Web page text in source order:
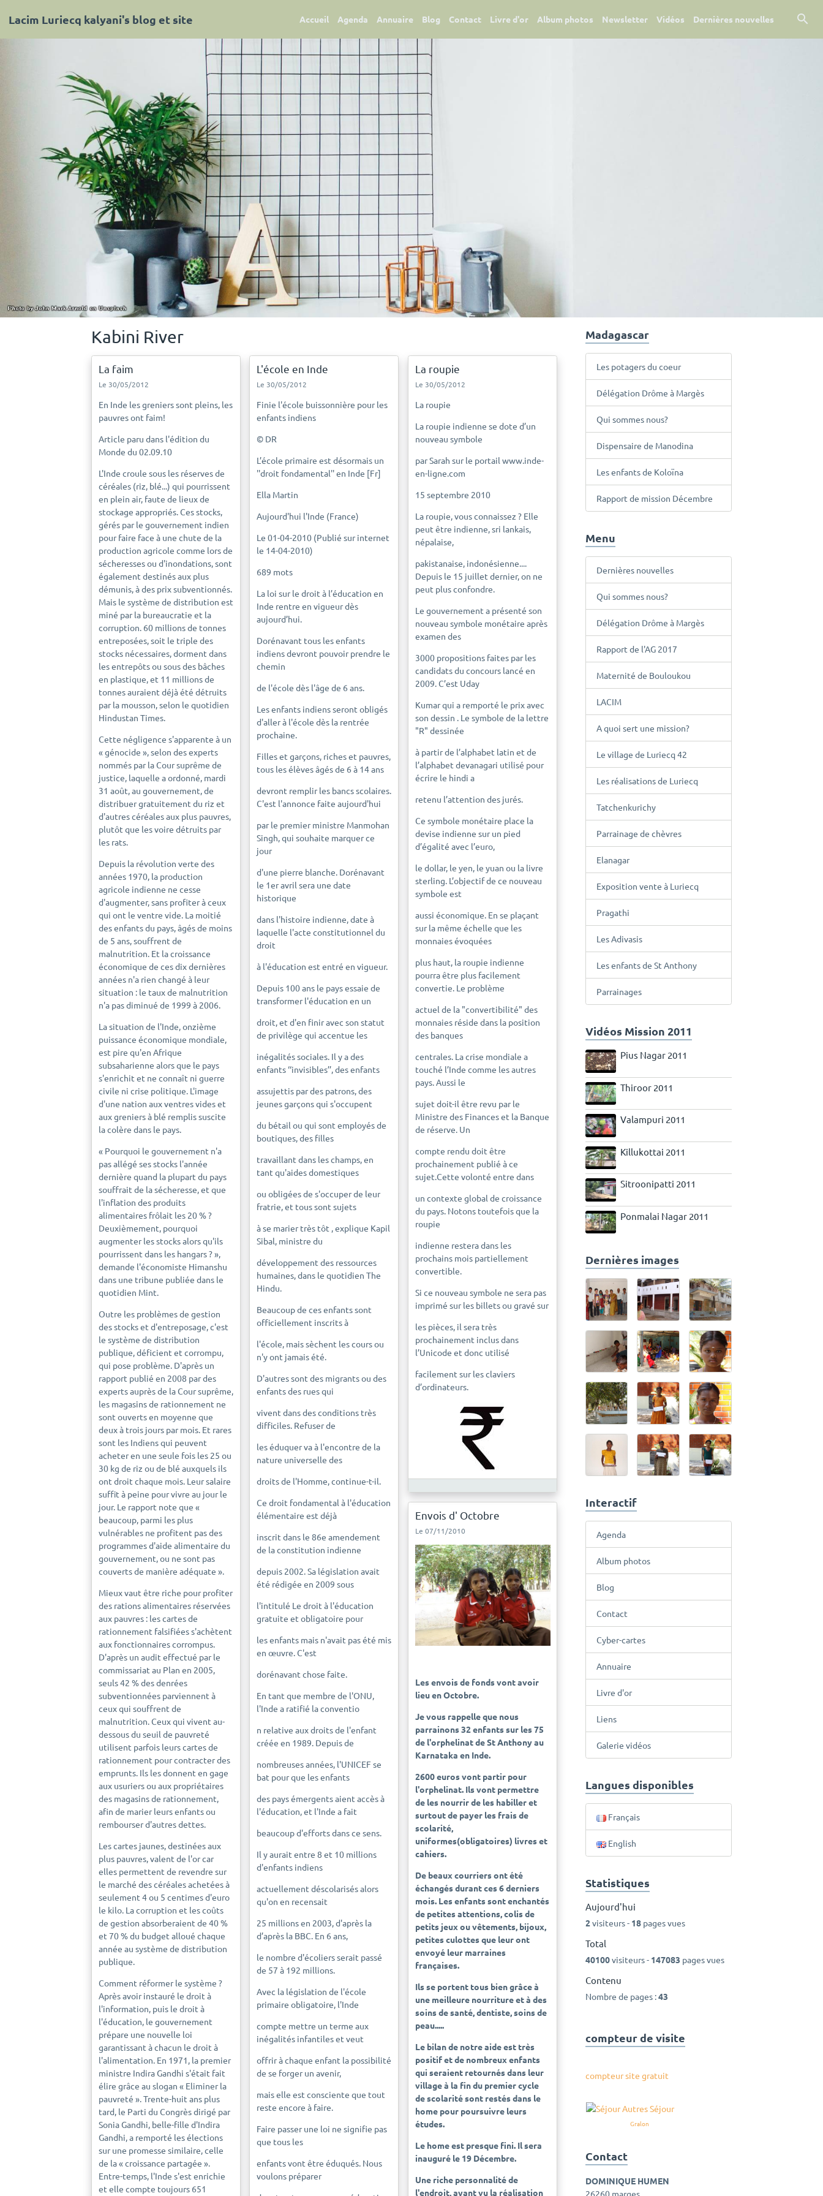
Lacim Luriecq kalyani's blog et site Accueil Agenda Annuaire Blog Contact Livre d'or Album photos Newsletter Vidéos Dernières nouvelles
Kabini River
La faim
Le 30/05/2012
En Inde les greniers sont pleins, les
pauvres ont faim!
Article paru dans l'édition du
Monde du 02.09.10
L'Inde croule sous les réserves de
céréales (riz, blé...) qui pourrissent
en plein air, faute de lieux de
stockage appropriés. Ces stocks,
gérés par le gouvernement indien
pour faire face à une chute de la
production agricole comme lors de
sécheresses ou d'inondations, sont
également destinés aux plus
démunis, à des prix subventionnés.
Mais le système de distribution est
miné par la bureaucratie et la
corruption. 60 millions de tonnes
entreposées, soit le triple des
stocks nécessaires, dorment dans
les entrepôts ou sous des bâches
en plastique, et 11 millions de
tonnes auraient déjà été détruits
par la mousson, selon le quotidien
Hindustan Times.
Cette négligence s'apparente à un
« génocide », selon des experts
nommés par la Cour suprême de
justice, laquelle a ordonné, mardi
31 août, au gouvernement, de
distribuer gratuitement du riz et
d'autres céréales aux plus pauvres,
plutôt que les voire détruits par
les rats.
Depuis la révolution verte des
années 1970, la production
agricole indienne ne cesse
d'augmenter, sans profiter à ceux
qui ont le ventre vide. La moitié
des enfants du pays, âgés de moins
de 5 ans, souffrent de
malnutrition. Et la croissance
économique de ces dix dernières
années n'a rien changé à leur
situation : le taux de malnutrition
n'a pas diminué de 1999 à 2006.
La situation de l'Inde, onzième
puissance économique mondiale,
est pire qu'en Afrique
subsaharienne alors que le pays
s'enrichit et ne connaît ni guerre
civile ni crise politique. L'image
d'une nation aux ventres vides et
aux greniers à blé remplis suscite
la colère dans le pays.
« Pourquoi le gouvernement n'a
pas allégé ses stocks l'année
dernière quand la plupart du pays
souffrait de la sécheresse, et que
l'inflation des produits
alimentaires frôlait les 20 % ?
Deuxièmement, pourquoi
augmenter les stocks alors qu'ils
pourrissent dans les hangars ? »,
demande l'économiste Himanshu
dans une tribune publiée dans le
quotidien Mint.
Outre les problèmes de gestion
des stocks et d'entreposage, c'est
le système de distribution
publique, déficient et corrompu,
qui pose problème. D'après un
rapport publié en 2008 par des
experts auprès de la Cour suprême,
les magasins de rationnement ne
sont ouverts en moyenne que
deux à trois jours par mois. Et rares
sont les Indiens qui peuvent
acheter en une seule fois les 25 ou
30 kg de riz ou de blé auxquels ils
ont droit chaque mois. Leur salaire
suffit à peine pour vivre au jour le
jour. Le rapport note que «
beaucoup, parmi les plus
vulnérables ne profitent pas des
programmes d'aide alimentaire du
gouvernement, ou ne sont pas
couverts de manière adéquate ».
Mieux vaut être riche pour profiter
des rations alimentaires réservées
aux pauvres : les cartes de
rationnement falsifiées s'achètent
aux fonctionnaires corrompus.
D'après un audit effectué par le
commissariat au Plan en 2005,
seuls 42 % des denrées
subventionnées parviennent à
ceux qui souffrent de
malnutrition. Ceux qui vivent au-
dessous du seuil de pauvreté
utilisent parfois leurs cartes de
rationnement pour contracter des
emprunts. Ils les donnent en gage
aux usuriers ou aux propriétaires
des magasins de rationnement,
afin de marier leurs enfants ou
rembourser d'autres dettes.
Les cartes jaunes, destinées aux
plus pauvres, valent de l'or car
elles permettent de revendre sur
le marché des céréales achetées à
seulement 4 ou 5 centimes d'euro
le kilo. La corruption et les coûts
de gestion absorberaient de 40 %
et 70 % du budget alloué chaque
année au système de distribution
publique.
Comment réformer le système ?
Après avoir instauré le droit à
l'information, puis le droit à
l'éducation, le gouvernement
prépare une nouvelle loi
garantissant à chacun le droit à
l'alimentation. En 1971, la premier
ministre Indira Gandhi s'était fait
élire grâce au slogan « Eliminer la
pauvreté ». Trente-huit ans plus
tard, le Parti du Congrès dirigé par
Sonia Gandhi, belle-fille d'Indira
Gandhi, a remporté les élections
sur une promesse similaire, celle
de la « croissance partagée ».
Entre-temps, l'Inde s'est enrichie
et elle compte toujours 651
L'école en Inde
Le 30/05/2012
Finie l'école buissonnière pour les
enfants indiens
© DR
L’école primaire est désormais un
''droit fondamental'' en Inde [Fr]
Ella Martin
Aujourd'hui l'Inde (France)
Le 01-04-2010 (Publié sur internet
le 14-04-2010)
689 mots
La loi sur le droit à l’éducation en
Inde rentre en vigueur dès
aujourd’hui.
Dorénavant tous les enfants
indiens devront pouvoir prendre le
chemin
de l'école dès l'âge de 6 ans.
Les enfants indiens seront obligés
d'aller à l'école dès la rentrée
prochaine.
Filles et garçons, riches et pauvres,
tous les élèves âgés de 6 à 14 ans
devront remplir les bancs scolaires.
C'est l'annonce faite aujourd'hui
par le premier ministre Manmohan
Singh, qui souhaite marquer ce
jour
d'une pierre blanche. Dorénavant
le 1er avril sera une date
historique
dans l'histoire indienne, date à
laquelle l'acte constitutionnel du
droit
à l'éducation est entré en vigueur.
Depuis 100 ans le pays essaie de
transformer l'éducation en un
droit, et d'en finir avec son statut
de privilège qui accentue les
inégalités sociales. Il y a des
enfants ‘‘invisibles’’, des enfants
assujettis par des patrons, des
jeunes garçons qui s'occupent
du bétail ou qui sont employés de
boutiques, des filles
travaillant dans les champs, en
tant qu'aides domestiques
ou obligées de s'occuper de leur
fratrie, et tous sont sujets
à se marier très tôt , explique Kapil
Sibal, ministre du
développement des ressources
humaines, dans le quotidien The
Hindu.
Beaucoup de ces enfants sont
officiellement inscrits à
l'école, mais sèchent les cours ou
n'y ont jamais été.
D'autres sont des migrants ou des
enfants des rues qui
vivent dans des conditions très
difficiles. Refuser de
les éduquer va à l'encontre de la
nature universelle des
droits de l'Homme, continue-t-il.
Ce droit fondamental à l'éducation
élémentaire est déjà
inscrit dans le 86e amendement
de la constitution indienne
depuis 2002. Sa législation avait
été rédigée en 2009 sous
l'intitulé Le droit à l'éducation
gratuite et obligatoire pour
les enfants mais n'avait pas été mis
en œuvre. C'est
dorénavant chose faite.
En tant que membre de l'ONU,
l'Inde a ratifié la conventio
n relative aux droits de l'enfant
créée en 1989. Depuis de
nombreuses années, l'UNICEF se
bat pour que les enfants
des pays émergents aient accès à
l'éducation, et l'Inde a fait
beaucoup d'efforts dans ce sens.
Il y aurait entre 8 et 10 millions
d'enfants indiens
actuellement déscolarisés alors
qu'on en recensait
25 millions en 2003, d'après la
d’après la BBC. En 6 ans,
le nombre d'écoliers serait passé
de 57 à 192 millions.
Avec la législation de l'école
primaire obligatoire, l'Inde
compte mettre un terme aux
inégalités infantiles et veut
offrir à chaque enfant la possibilité
de se forger un avenir,
mais elle est consciente que tout
reste encore à faire.
Faire passer une loi ne signifie pas
que tous les
enfants vont être éduqués. Nous
voulons préparer
La roupie
Le 30/05/2012
La roupie
La roupie indienne se dote d’un
nouveau symbole
par Sarah sur le portail www.inde-
en-ligne.com
15 septembre 2010
La roupie, vous connaissez ? Elle
peut être indienne, sri lankais,
népalaise,
pakistanaise, indonésienne....
Depuis le 15 juillet dernier, on ne
peut plus confondre.
Le gouvernement a présenté son
nouveau symbole monétaire après
examen des
3000 propositions faites par les
candidats du concours lancé en
2009. C’est Uday
Kumar qui a remporté le prix avec
son dessin . Le symbole de la lettre
"R" dessinée
à partir de l’alphabet latin et de
l’alphabet devanagari utilisé pour
écrire le hindi a
retenu l’attention des jurés.
Ce symbole monétaire place la
devise indienne sur un pied
d’égalité avec l’euro,
le dollar, le yen, le yuan ou la livre
sterling. L’objectif de ce nouveau
symbole est
aussi économique. En se plaçant
sur la même échelle que les
monnaies évoquées
plus haut, la roupie indienne
pourra être plus facilement
convertie. Le problème
actuel de la "convertibilité" des
monnaies réside dans la position
des banques
centrales. La crise mondiale a
touché l’Inde comme les autres
pays. Aussi le
sujet doit-il être revu par le
Ministre des Finances et la Banque
de réserve. Un
compte rendu doit être
prochainement publié à ce
sujet.Cette volonté entre dans
un contexte global de croissance
du pays. Notons toutefois que la
roupie
indienne restera dans les
prochains mois partiellement
convertible.
Si ce nouveau symbole ne sera pas
imprimé sur les billets ou gravé sur
les pièces, il sera très
prochainement inclus dans
l’Unicode et donc utilisé
facilement sur les claviers
d’ordinateurs.
Envois d' Octobre
Le 07/11/2010
Les envois de fonds vont avoir
lieu en Octobre.
Je vous rappelle que nous
parrainons 32 enfants sur les 75
de l'orphelinat de St Anthony au
Karnataka en Inde.
2600 euros vont partir pour
l'orphelinat. Ils vont permettre
de les nourrir de les habiller et
surtout de payer les frais de
scolarité,
uniformes(obligatoires) livres et
cahiers.
De beaux courriers ont été
échangés durant ces 6 derniers
mois. Les enfants sont enchantés
de petites attentions, colis de
petits jeux ou vêtements, bijoux,
petites culottes que leur ont
envoyé leur marraines
françaises.
Ils se portent tous bien grâce à
une meilleure nourriture et à des
soins de santé, dentiste, soins de
peau.....
Le bilan de notre aide est très
positif et de nombreux enfants
qui seraient retournés dans leur
village à la fin du premier cycle
de scolarité sont restés dans le
home pour poursuivre leurs
études.
Le home est presque fini. Il sera
inauguré le 19 Décembre.
Une riche personnalité de
l'endroit, ayant vu la réalisation
Madagascar
Les potagers du coeur
Délégation Drôme à Margès
Qui sommes nous?
Dispensaire de Manodina
Les enfants de Koloïna
Rapport de mission Décembre
Menu
Dernières nouvelles
Qui sommes nous?
Délégation Drôme à Margès
Rapport de l'AG 2017
Maternité de Bouloukou
LACIM
A quoi sert une mission?
Le village de Luriecq 42
Les réalisations de Luriecq
Tatchenkurichy
Parrainage de chèvres
Elanagar
Exposition vente à Luriecq
Pragathi
Les Adivasis
Les enfants de St Anthony
Parrainages
Vidéos Mission 2011
Pius Nagar 2011
Thiroor 2011
Valampuri 2011
Killukottai 2011
Sitroonipatti 2011
Ponmalai Nagar 2011
Dernières images
Interactif
Agenda
Album photos
Blog
Contact
Cyber-cartes
Annuaire
Livre d'or
Liens
Galerie vidéos
Langues disponibles
Français
English
Statistiques
Aujourd'hui
2visiteurs - 18pages vues
Total
40100visiteurs - 147083 pages vues
Contenu
Nombre de pages :43
compteur de visite
compteur site gratuit
Gralon
Contact
DOMINIQUE HUMEN
26260 marges